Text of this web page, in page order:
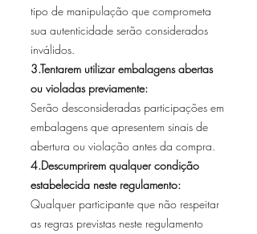
tipo de manipulação que comprometa
sua autenticidade serão considerados
inválidos.
3.Tentarem utilizar embalagens abertas
ou violadas previamente:
Serão desconsideradas participações em
embalagens que apresentem sinais de
abertura ou violação antes da compra.
4.Descumprirem qualquer condição
estabelecida neste regulamento:
Qualquer participante que não respeitar
as regras previstas neste regulamento